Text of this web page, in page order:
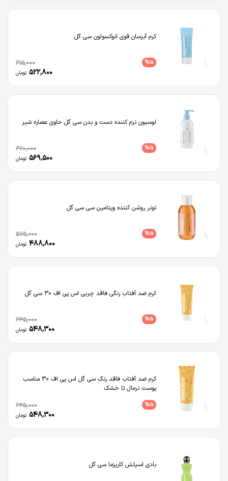
کرم آبرسان قوی انوکسولون سی گل
615,000 %15
522,800 تومان
لوسیون نرم کننده دست و بدن سی گل حاوی عصاره شیر
670,000 %15
569,500 تومان
تونر روشن کننده ویتامین سی سی گل
575,000 %15
488,800 تومان
کرم ضد آفتاب رنگی فاقد چربی اس پی اف 30 سی گل
645,000 %15
548,300 تومان
کرم ضد آفتاب فاقد رنگ سی گل اس پی اف 30 مناسب
پوست نرمال تا خشک
645,000
%15
548,300 تومان
بادی اسپلش کاریزما سی گل